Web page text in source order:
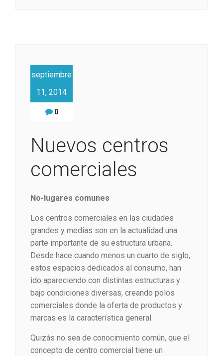
septiembre
11, 2014
0
Nuevos centros
comerciales
No-lugares comunes
Los centros comerciales en las ciudades
grandes y medias son en la actualidad una
parte importante de su estructura urbana.
Desde hace cuando menos un cuarto de siglo,
estos espacios dedicados al consumo, han
ido apareciendo con distintas estructuras y
bajo condiciones diversas, creando polos
comerciales donde la oferta de productos y
marcas es la característica general.
Quizás no sea de conocimiento común, que el
concepto de centro comercial tiene un